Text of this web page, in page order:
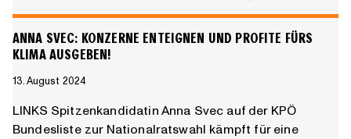
ANNA SVEC: KONZERNE ENTEIGNEN UND PROFITE FÜRS
KLIMA AUSGEBEN!
13. August 2024
LINKS Spitzenkandidatin Anna Svec auf der KPÖ
Bundesliste zur Nationalratswahl kämpft für eine